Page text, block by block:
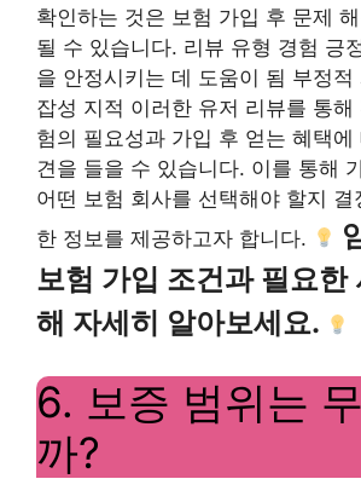
확인하는 것은 보험 가입 후 문제
될 수 있습니다. 리뷰 유형 경험 긍
을 안정시키는 데 도움이 됨 부정적
잡성 지적 이러한 유저 리뷰를 통해
험의 필요성과 가입 후 얻는 혜택에
견을 들을 수 있습니다. 이를 통해
어떤 보험 회사를 선택해야 할지 결
한 정보를 제공하고자 합니다.
보험 가입 조건과 필요한
해 자세히 알아보세요.
6. 보증 범위는
까?